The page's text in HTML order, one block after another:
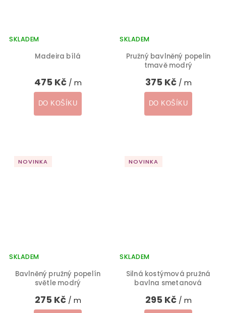
Madeira bílá
SKLADEM
475 Kč / m
DO KOŠÍKU
Pružný bavlněný popelin
tmavě modrý
SKLADEM
375 Kč / m
DO KOŠÍKU
NOVINKA
Bavlněný pružný popelín
světle modrý
SKLADEM
275 Kč / m
NOVINKA
Silná kostýmová pružná
bavlna smetanová
SKLADEM
295 Kč / m